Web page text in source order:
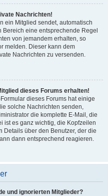
Nachrichten!
ein Mitglied sendet, automatisch
eine entsprechende Regel
von jemandem erhalten, so
melden. Dieser kann dem
Nachrichten zu versenden.
dieses Forums erhalten!
dieses Forums hat einige
solche Nachrichten senden,
die komplette E-Mail, die
ist es ganz wichtig, die Kopfzeilen
Details über den Benutzer, der die
dann entsprechend reagieren.
und ignorierten Mitglieder?